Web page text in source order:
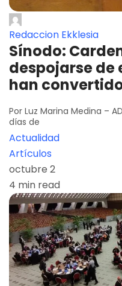
Redaccion Ekklesia
Sínodo:
despojarse de
han
Por Luz Marina Medina –
días de
Actualidad
Artículos
octubre 2
4 min read